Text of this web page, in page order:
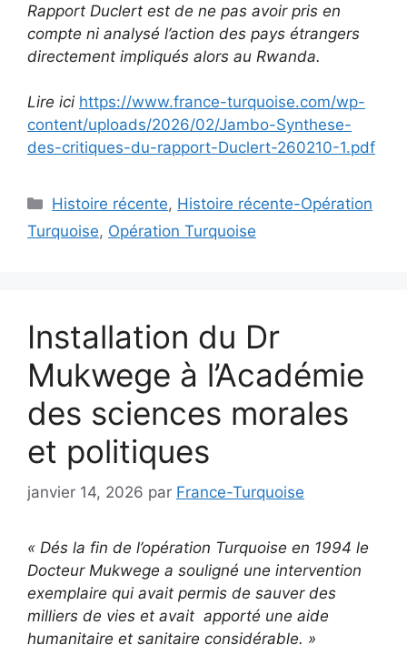
Rapport Duclert est de ne pas avoir pris en
compte ni analysé l’action des pays étrangers
directement impliqués alors au Rwanda.
Lire ici https://www.france-turquoise.com/wp-
content/uploads/2026/02/Jambo-Synthese-
des-critiques-du-rapport-Duclert-260210-1.pdf
Catégories
Histoire récente, Histoire récente-Opération
Turquoise, Opération Turquoise
Installation du Dr
Mukwege à l’Académie
des sciences morales
et politiques
janvier 14, 2026 par France-Turquoise
« Dés la fin de l’opération Turquoise en 1994 le
Docteur Mukwege a souligné une intervention
exemplaire qui avait permis de sauver des
milliers de vies et avait apporté une aide
humanitaire et sanitaire considérable. »